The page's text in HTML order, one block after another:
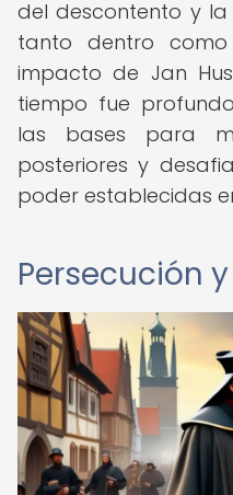
del descontento y
tanto dentro
impacto de Jan
tiempo fue
las bases para
posteriores y
poder establecidas
Persecución